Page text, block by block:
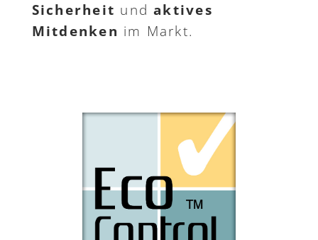
Sicherheit undaktives
Mitdenken im Markt.